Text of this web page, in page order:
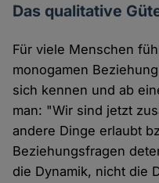
Das qualitative
Für viele Menschen
monogamen
sich kennen und ab
man: "Wir sind jetzt
andere Dinge erlaubt
Beziehungsfragen
die Dynamik, nicht die